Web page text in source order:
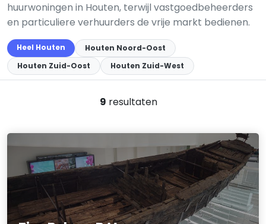
huurwoningen in Houten, terwijl vastgoedbeheerders
en particuliere verhuurders de vrije markt bedienen.
Heel Houten
Houten Noord-Oost
Houten Zuid-Oost
Houten Zuid-West
9 resultaten